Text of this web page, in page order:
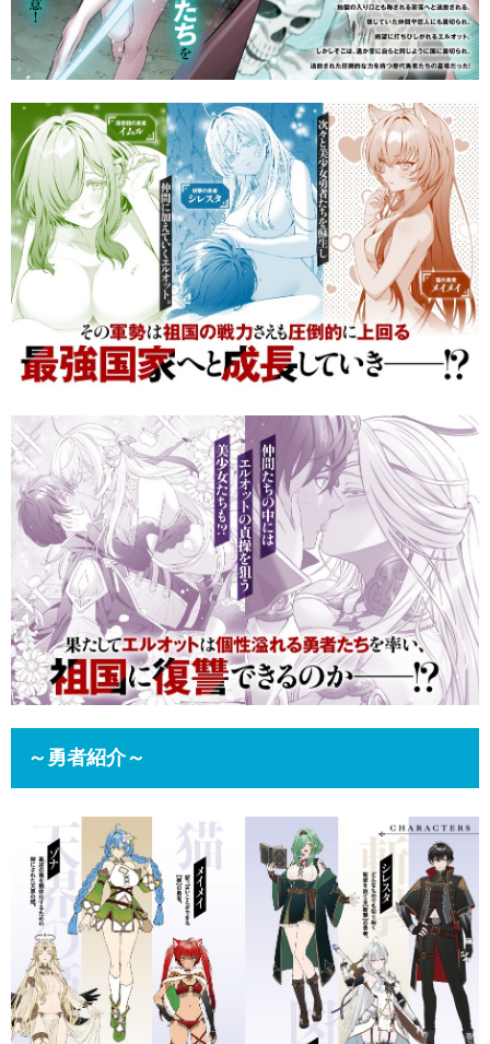
～勇者紹介～